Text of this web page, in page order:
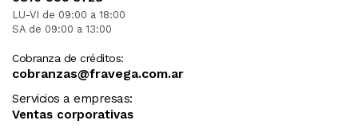
LU-VI de 09:00 a 18:00
SA de 09:00 a 13:00
Cobranza de créditos:
cobranzas@fravega.com.ar
Servicios a empresas:
Ventas corporativas